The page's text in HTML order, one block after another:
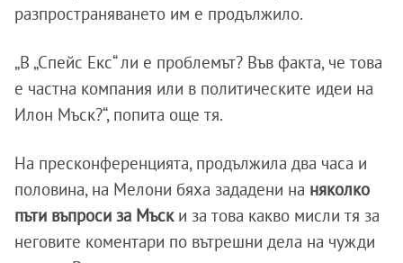
разпространяването им е продължило.
„В „Спейс Екс“ ли е проблемът? Във факта, че това
е частна компания или в политическите идеи на
Илон Мъск?“, попита още тя.
На пресконференцията, продължила два часа и
половина, на Мелони бяха зададени на няколко
пъти въпроси за Мъск и за това какво мисли тя за
неговите коментари по вътрешни дела на чужди